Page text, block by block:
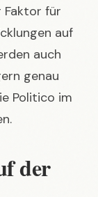
Faktor für
auf
auch
genau
Politico im
der